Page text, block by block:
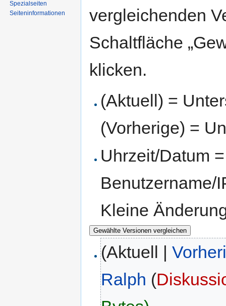
vergleichenden
Schaltfläche
klicken.
(Aktuell) =
(Vorherige) =
Uhrzeit/Datum
Benutzername/
Kleine
(Aktuell |
Ralph (
Spezialseiten
Seiten­informationen